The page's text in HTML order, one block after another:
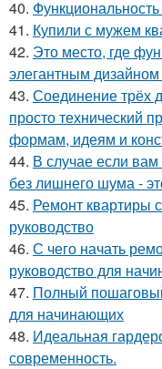
40.
41. Купили с мужем
42. Это место, где
элегантным
43. Соединение трёх
просто технический
формам, идеям и
44. В случае если вам
без лишнего шума -
45. Ремонт квартиры
руководство
46. С чего начать
руководство для
47. Полный
для начинающих
48. Идеальная
современность.